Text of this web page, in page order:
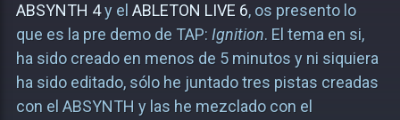
ABSYNTH 4y el ABLETON LIVE 6, os presento lo
que es la pre demo de TAP: Ignition. El tema en si,
ha sido creado en menos de 5 minutos y ni siquiera
ha sido editado, sólo he juntado tres pistas creadas
con el ABSYNTH y las he mezclado con el